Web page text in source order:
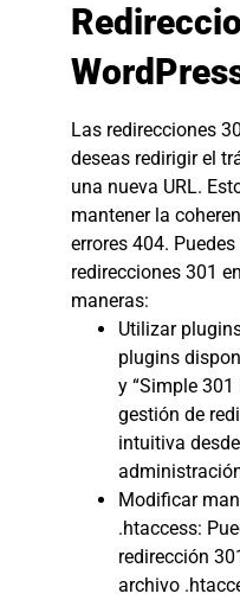
Las redirecciones
deseas redirigir el
una nueva URL.
mantener la
errores 404.
redirecciones 301
maneras:
Utilizar
plugins
y “Simple
gestión de
intuitiva
Modificar
.htaccess:
redirección
archivo